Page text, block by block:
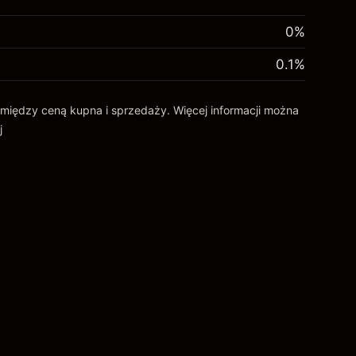
0%
0.1%
ceną kupna i sprzedaży. Więcej informacji można